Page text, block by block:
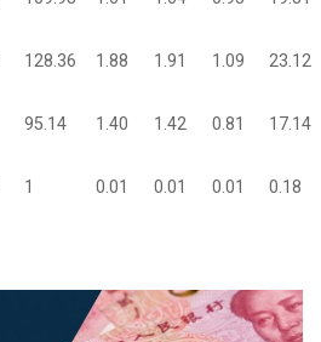
128.36 1.88 1.91 1.09 23.12
95.14 1.40 1.42 0.81 17.14
1 0.01 0.01 0.01 0.18